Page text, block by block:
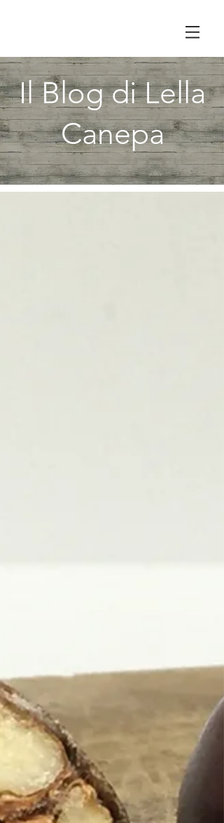
Il Blog di Lella
Canepa